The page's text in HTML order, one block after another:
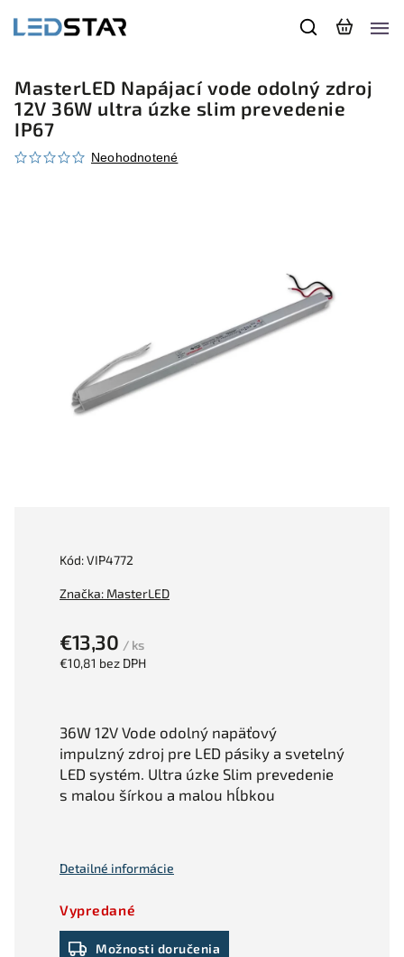
MasterLED Napájací vode odolný zdroj
12V 36W ultra úzke slim prevedenie
IP67
Neohodnotené
Kód:VIP4772
Značka: MasterLED
€13,30 / ks
€10,81 bez DPH
Vypredané
Možnosti doručenia
36W 12V Vode odolný napäťový
impulzný zdroj pre LED pásiky a svetelný
LED systém. Ultra úzke Slim prevedenie
s malou šírkou a malou hĺbkou
Detailné informácie